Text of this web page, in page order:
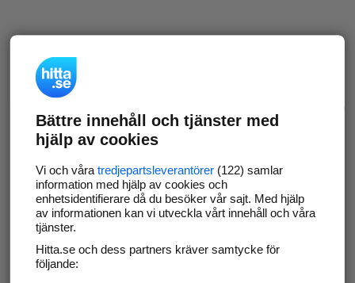
Bättre innehåll och tjänster med
hjälp av cookies
Vi och våra tredjepartsleverantörer(122) samlar
information med hjälp av cookies och
enhetsidentifierare då du besöker vår sajt. Med hjälp
av informationen kan vi utveckla vårt innehåll och våra
tjänster.
Hitta.se och dess partners kräver samtycke för
följande: